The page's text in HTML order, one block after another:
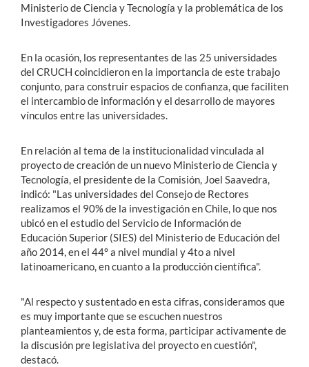
Ministerio de Ciencia y Tecnología y la problemática de los
Investigadores Jóvenes.
En la ocasión, los representantes de las 25 universidades
del CRUCH coincidieron en la importancia de este trabajo
conjunto, para construir espacios de confianza, que faciliten
el intercambio de información y el desarrollo de mayores
vínculos entre las universidades.
En relación al tema de la institucionalidad vinculada al
proyecto de creación de un nuevo Ministerio de Ciencia y
Tecnología, el presidente de la Comisión, Joel Saavedra,
indicó: "Las universidades del Consejo de Rectores
realizamos el 90% de la investigación en Chile, lo que nos
ubicó en el estudio del Servicio de Información de
Educación Superior (SIES) del Ministerio de Educación del
año 2014, en el 44° a nivel mundial y 4to a nivel
latinoamericano, en cuanto a la producción científica".
"Al respecto y sustentado en esta cifras, consideramos que
es muy importante que se escuchen nuestros
planteamientos y, de esta forma, participar activamente de
la discusión pre legislativa del proyecto en cuestión",
destacó.